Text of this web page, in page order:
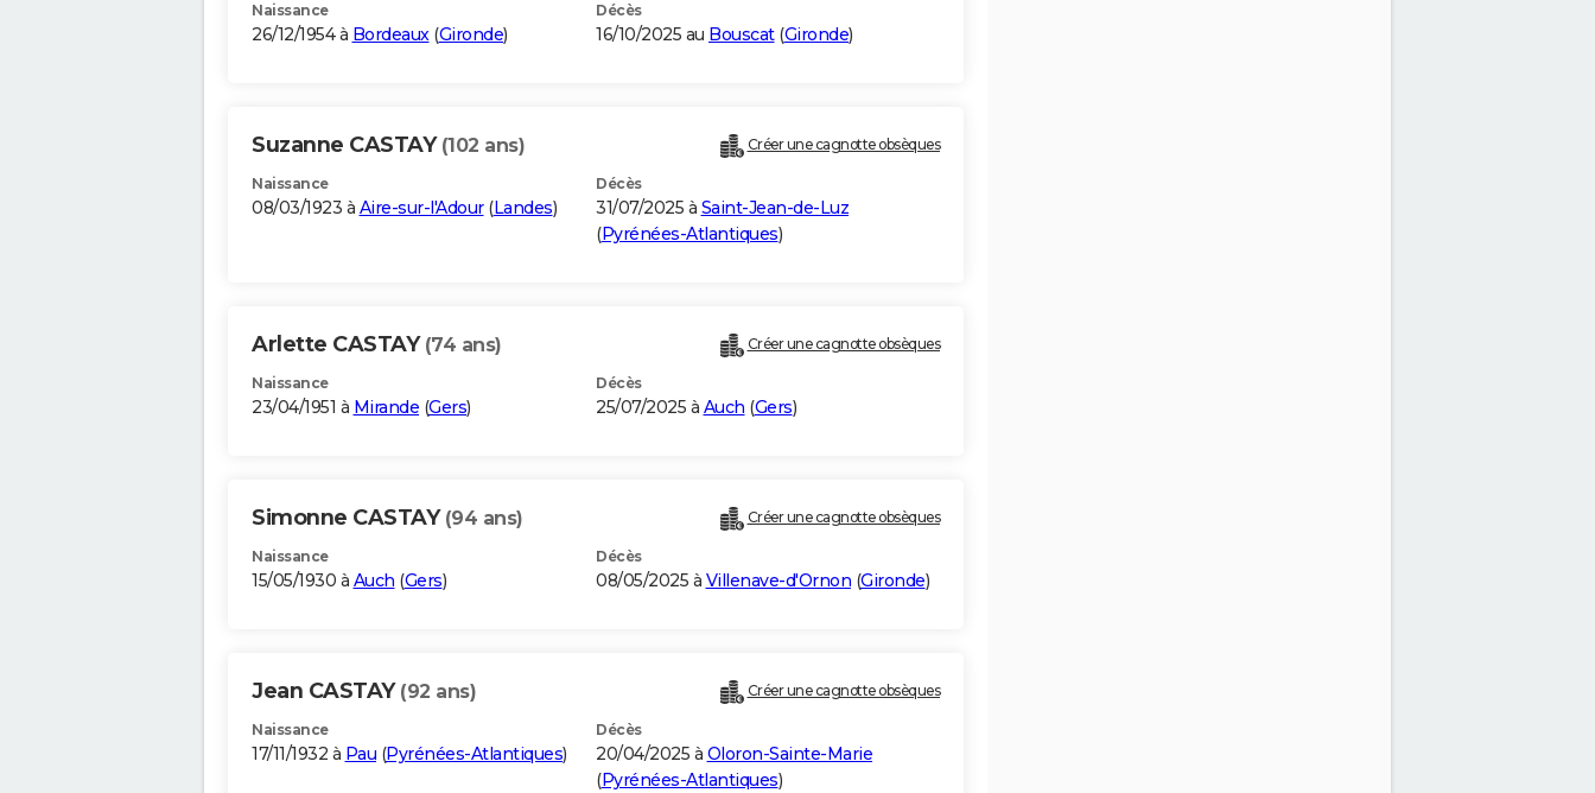
Naissance
26/12/1954 à Bordeaux(Gironde)
Décès
16/10/2025 au Bouscat(Gironde)
Suzanne CASTAY (102 ans) Créer une cagnotte obsèques
Naissance
08/03/1923 à Aire-sur-l'Adour(Landes)
Décès
31/07/2025 à Saint-Jean-de-Luz
(Pyrénées-Atlantiques)
Arlette CASTAY (74 ans) Créer une cagnotte obsèques
Naissance
23/04/1951 à Mirande (Gers)
Décès
25/07/2025 à Auch (Gers)
Simonne CASTAY (94 ans) Créer une cagnotte obsèques
Naissance
15/05/1930 à Auch (Gers)
Décès
08/05/2025 à Villenave-d'Ornon (Gironde)
Jean CASTAY (92 ans) Créer une cagnotte obsèques
Naissance
17/11/1932 à Pau (Pyrénées-Atlantiques)
Décès
20/04/2025 à Oloron-Sainte-Marie
(Pyrénées-Atlantiques)